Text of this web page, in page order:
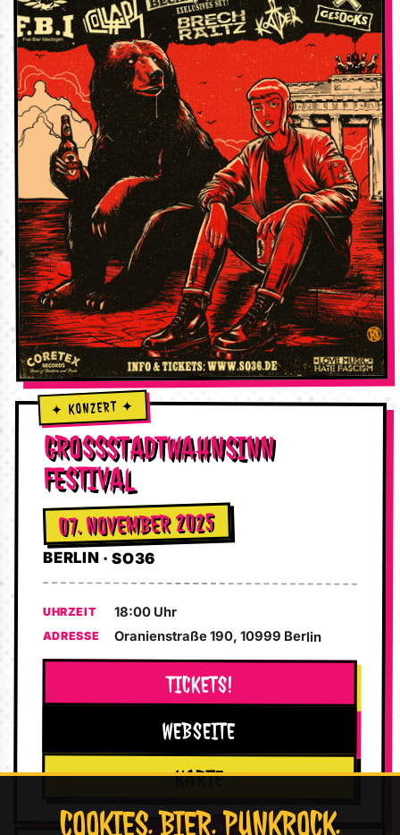
GROSSSTADTWAHNSINN F
ESTIVAL
07. NOVEMBER 2025
BERLIN · SO36
UHRZEIT 18:00 Uhr
ADRESSE Oranienstraße 190, 10999 Berlin
TICKETS!
WEBSEITE
KARTE
COOKIES. BIER. PUNKROCK.